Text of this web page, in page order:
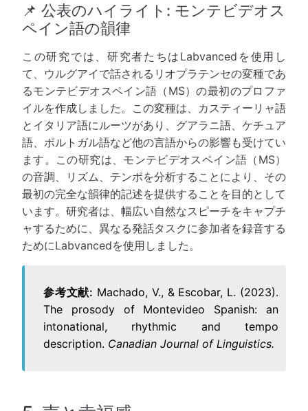
📌 公表のハイライト: モンテビデオス
ペイン語の韻律
この研究では、研究者たちはLabvancedを使用し
て、ウルグアイで話されるリオプラテンセの変種であ
るモンテビデオスペイン語（MS）の最初のプロファ
イルを作成しました。この変種は、カスティーリャ語
とイタリア語にルーツがあり、グアラニ語、ケチュア
語、ポルトガル語など他の言語からの影響も受けてい
ます。この研究は、モンテビデオスペイン語（MS）
の音調、リズム、テンポを分析することにより、その
最初の完全な韻律的記述を提供することを目的として
います。研究者は、幅広い自然なスピーチをキャプチ
ャするために、異なる発話タスクに参加者を録音する
ためにLabvancedを使用しました。
参考文献: Machado, V., & Escobar, L. (2023).
The prosody of Montevideo Spanish: an
intonational, rhythmic and tempo
description. Canadian Journal of Linguistics.